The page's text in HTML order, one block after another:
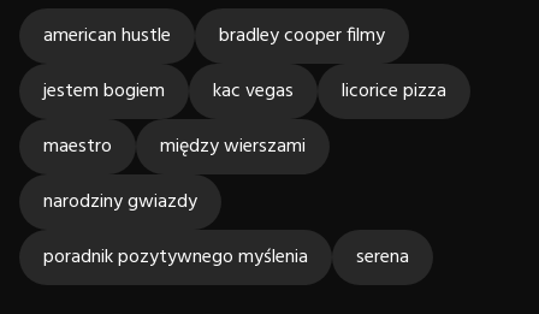
american hustle
bradley cooper filmy
jestem bogiem
kac vegas
licorice pizza
maestro
między wierszami
narodziny gwiazdy
poradnik pozytywnego myślenia
serena